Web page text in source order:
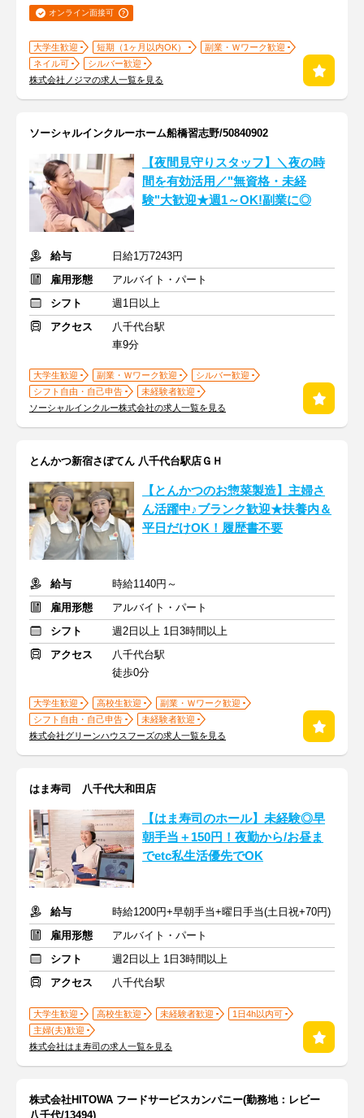
オンライン面接可
大学生歓迎 短期（1ヶ月以内OK）
副業・Ｗワーク歓迎
ネイル可
シルバー歓迎
株式会社ノジマの求人一覧を見る
ソーシャルインクルーホーム船橋習志野/50840902
【夜間見守りスタッフ】＼夜の時
間を有効活用／"無資格・未経
験"大歓迎★週1～OK!副業に◎
給与
日給1万7243円
雇用形態
アルバイト・パート
シフト
週1日以上
アクセス
八千代台駅
車9分
大学生歓迎 副業・Ｗワーク歓迎
シルバー歓迎
シフト自由・自己申告
未経験者歓迎
ソーシャルインクルー株式会社の求人一覧を見る
とんかつ新宿さぼてん 八千代台駅店ＧＨ
【とんかつのお惣菜製造】主婦さ
ん活躍中♪ブランク歓迎★扶養内＆
平日だけOK！履歴書不要
給与
時給1140円～
雇用形態
アルバイト・パート
シフト
週2日以上 1日3時間以上
アクセス
八千代台駅
徒歩0分
大学生歓迎 高校生歓迎
副業・Ｗワーク歓迎
シフト自由・自己申告
未経験者歓迎
株式会社グリーンハウスフーズの求人一覧を見る
はま寿司 八千代大和田店
【はま寿司のホール】未経験◎早
朝手当＋150円！夜勤から/お昼ま
でetc私生活優先でOK
給与
時給1200円+早朝手当+曜日手当(土日祝+70円)
雇用形態
アルバイト・パート
シフト
週2日以上 1日3時間以上
アクセス
八千代台駅
大学生歓迎 高校生歓迎 未経験者歓迎
1日4h以内可
主婦(夫)歓迎
株式会社はま寿司の求人一覧を見る
株式会社HITOWA フードサービスカンパニー(勤務地：レビー
八千代/13494)